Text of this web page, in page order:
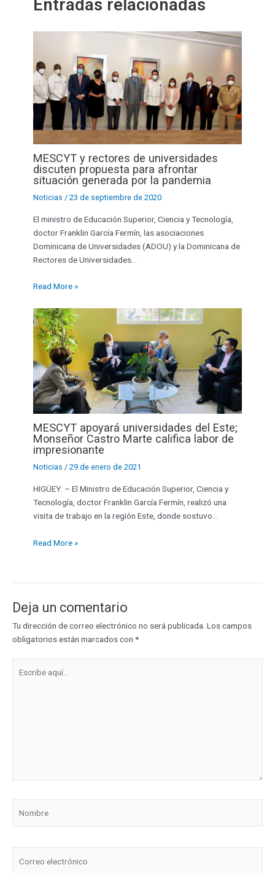
Entradas relacionadas
MESCYT y rectores de universidades
discuten propuesta para afrontar
situación generada por la pandemia
Noticias /23 de septiembre de 2020
El ministro de Educación Superior, Ciencia y Tecnología,
doctor Franklin García Fermín, las asociaciones
Dominicana de Universidades (ADOU) y la Dominicana de
Rectores de Universidades…
Read More »
MESCYT apoyará universidades del Este;
Monseñor Castro Marte califica labor de
impresionante
Noticias /29 de enero de 2021
HIGÜEY. – El Ministro de Educación Superior, Ciencia y
Tecnología, doctor Franklin García Fermín, realizó una
visita de trabajo en la región Este, donde sostuvo…
Read More »
Deja un comentario
Tu dirección de correo electrónico no será publicada. Los campos
obligatorios están marcados con *
aquí...
electrónico